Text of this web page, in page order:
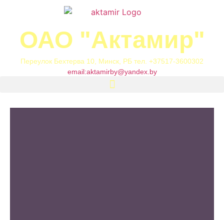
ОАО "Актамир"
Переулок Бехтерва 10, Минск, РБ тел. +37517-3600302
email:aktamirby@yandex.by